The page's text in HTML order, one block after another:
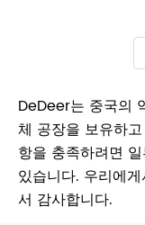
DeDeer는 중국의
체 공장을 보유하
항을 충족하려면
있습니다. 우리에
서 감사합니다.